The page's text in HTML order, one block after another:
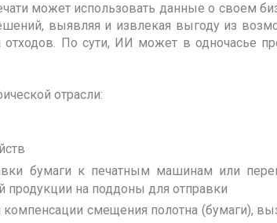
может использовать данные о своем
выявляя и извлекая выгоду из
По сути, ИИ может в одночасье
отрасли:
бумаги к печатным машинам или
продукции на поддоны для отправки
смещения полотна (бумаги),